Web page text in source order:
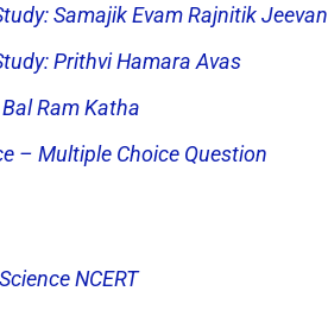
Samajik Evam Rajnitik Jeevan
Prithvi Hamara Avas
Ram Katha
– Multiple Choice Question
NCERT